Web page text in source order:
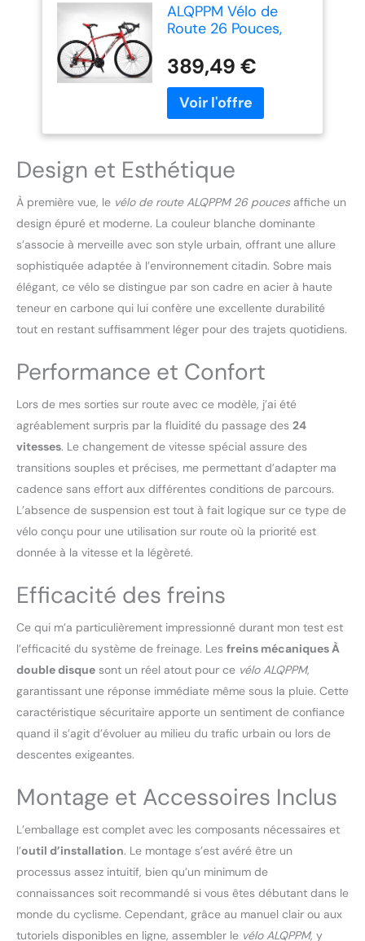
ALQPPM Vélo de
Route 26 Pouces,
Freins À Double
Disque, Cadre en
Acier À Haute
Teneur en Carbone,
Course de Vélo de
389,49 €
Design et Esthétique
À première vue, le vélo de route ALQPPM 26 poucesaffiche un
design épuré et moderne. La couleur blanche dominante
s’associe à merveille avec son style urbain, offrant une allure
sophistiquée adaptée à l’environnement citadin. Sobre mais
élégant, ce vélo se distingue par son cadre en acier à haute
teneur en carbone qui lui confère une excellente durabilité
tout en restant suffisamment léger pour des trajets quotidiens.
Performance et Confort
Lors de mes sorties sur route avec ce modèle, j’ai été
agréablement surpris par la fluidité du passage des 24
vitesses. Le changement de vitesse spécial assure des
transitions souples et précises, me permettant d’adapter ma
cadence sans effort aux différentes conditions de parcours.
L’absence de suspension est tout à fait logique sur ce type de
vélo conçu pour une utilisation sur route où la priorité est
donnée à la vitesse et la légèreté.
Efficacité des freins
Ce qui m’a particulièrement impressionné durant mon test est
l’efficacité du système de freinage. Les freins mécaniques À
double disque sont un réel atout pour ce vélo ALQPPM,
garantissant une réponse immédiate même sous la pluie. Cette
caractéristique sécuritaire apporte un sentiment de confiance
quand il s’agit d’évoluer au milieu du trafic urbain ou lors de
descentes exigeantes.
Montage et Accessoires Inclus
L’emballage est complet avec les composants nécessaires et
l’outil d’installation. Le montage s’est avéré être un
processus assez intuitif, bien qu’un minimum de
connaissances soit recommandé si vous êtes débutant dans le
monde du cyclisme. Cependant, grâce au manuel clair ou aux
tutoriels disponibles en ligne, assembler le vélo ALQPPM, y